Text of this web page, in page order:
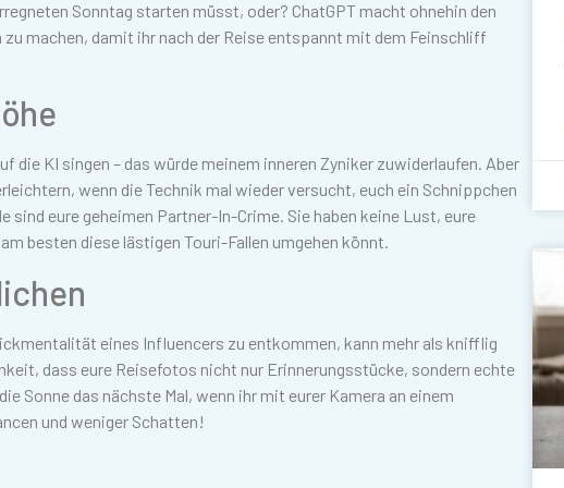
Sonntag starten müsst, oder? ChatGPT macht ohnehin den
machen, damit ihr nach der Reise entspannt mit dem Feinschliff
die KI singen – das würde meinem inneren Zyniker zuwiderlaufen. Aber
wenn die Technik mal wieder versucht, euch ein Schnippchen
sind eure geheimen Partner-In-Crime. Sie haben keine Lust, eure
besten diese lästigen Touri-Fallen umgehen könnt.
eines Influencers zu entkommen, kann mehr als knifflig
dass eure Reisefotos nicht nur Erinnerungsstücke, sondern echte
Sonne das nächste Mal, wenn ihr mit eurer Kamera an einem
und weniger Schatten!